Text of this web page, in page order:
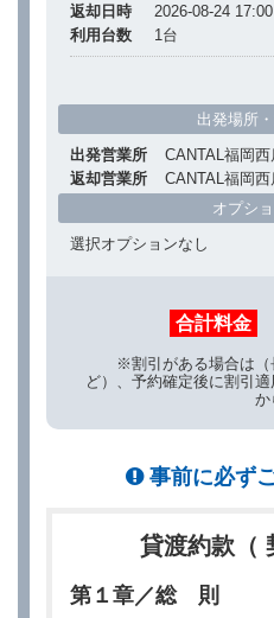
返却日時
2026-08-24 17:00
利用台数
1 台
出発場所
出発営業所
CANTAL福岡西
返却営業所
CANTAL福岡西
オプシ
選択オプションなし
合計料金
※割引がある場合は（
ど）、予約確定後に割引
か
事前に必ず
貸渡約款（
第１章／総 則